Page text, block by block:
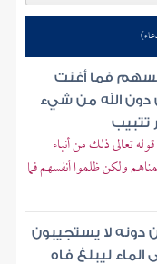
فما أغنت
الله من شيء
تتبيب
تعالى ذلك من أنباء
ولكن ظلموا أنفسهم فما
دونه لا يستجيبون
ليبلغ فاه